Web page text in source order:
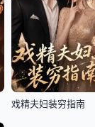
戏精夫妇装穷指南